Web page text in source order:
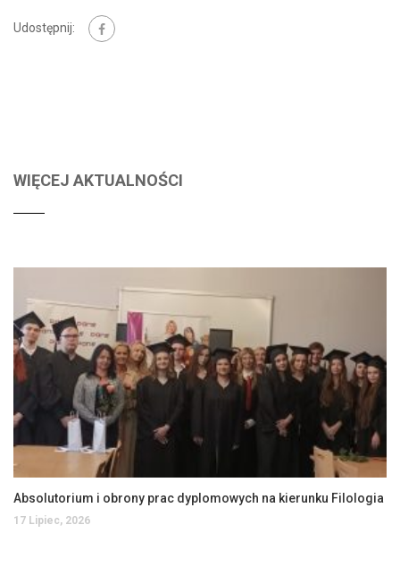
Udostępnij:
WIĘCEJ AKTUALNOŚCI
Absolutorium i obrony prac dyplomowych na kierunku Filologia
17 Lipiec, 2026